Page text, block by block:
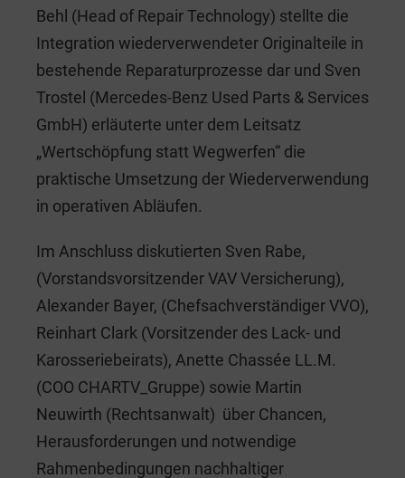
Behl (Head of Repair Technology) stellte die
Integration wiederverwendeter Originalteile in
bestehende Reparaturprozesse dar und Sven
Trostel (Mercedes-Benz Used Parts & Services
GmbH) erläuterte unter dem Leitsatz
„Wertschöpfung statt Wegwerfen“ die
praktische Umsetzung der Wiederverwendung
in operativen Abläufen.
Im Anschluss diskutierten Sven Rabe,
(Vorstandsvorsitzender VAV Versicherung),
Alexander Bayer, (Chefsachverständiger VVO),
Reinhart Clark (Vorsitzender des Lack- und
Karosseriebeirats), Anette Chassée LL.M.
(COO CHARTV_Gruppe) sowie Martin
Neuwirth (Rechtsanwalt) über Chancen,
Herausforderungen und notwendige
Rahmenbedingungen nachhaltiger